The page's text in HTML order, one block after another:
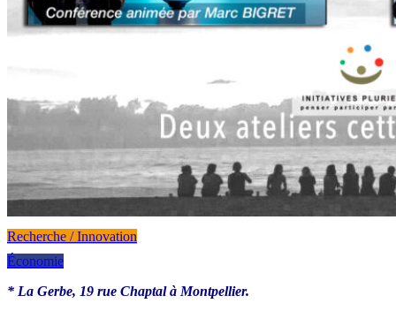
Recherche / Innovation
Économie
* La Gerbe, 19 rue Chaptal à Montpellier.